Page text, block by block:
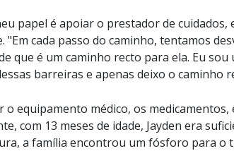
papel é apoiar o prestador de cuidados,
"Em cada passo do caminho, tentamos
que é um caminho recto para ela. Eu sou
barreiras e apenas deixo o caminho
equipamento médico, os medicamentos,
com 13 meses de idade, Jayden era
a família encontrou um fósforo para o